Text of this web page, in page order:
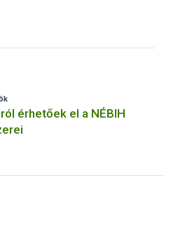
érhetőek el a NÉBIH